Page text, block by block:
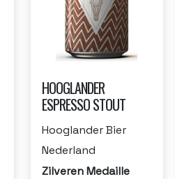
HOOGLANDER
ESPRESSO STOUT
Hooglander Bier
Nederland
Zilveren Medaille